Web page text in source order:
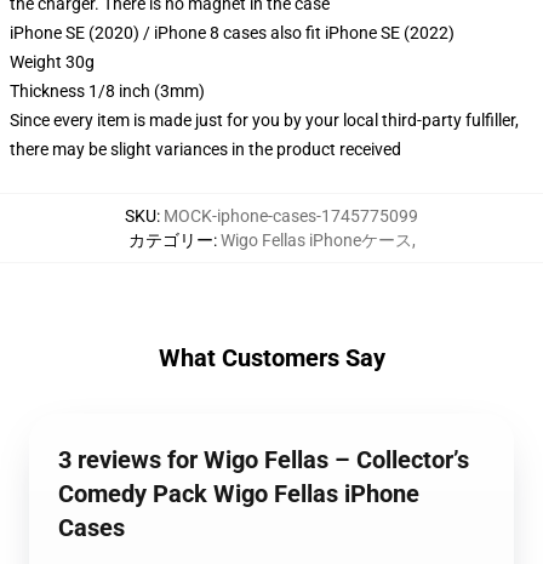
iPhone SE (2020) / iPhone 8 cases also fit iPhone SE (2022)
Weight 30g
Thickness 1/8 inch (3mm)
Since every item is made just for you by your local third-party fulfiller,
there may be slight variances in the product received
SKU: MOCK-iphone-cases-1745775099
カテゴリー:Wigo Fellas iPhoneケース,
What Customers Say
3 reviews for Wigo Fellas – Collector’s
Comedy Pack Wigo Fellas iPhone
Cases